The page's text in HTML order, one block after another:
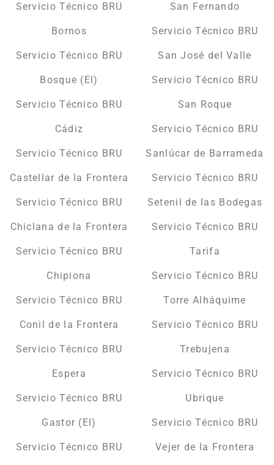
Servicio Técnico BRU
Bornos
Servicio Técnico BRU
Bosque (El)
Servicio Técnico BRU
Cádiz
Servicio Técnico BRU
Castellar de la Frontera
Servicio Técnico BRU
Chiclana de la Frontera
Servicio Técnico BRU
Chipiona
Servicio Técnico BRU
Conil de la Frontera
Servicio Técnico BRU
Espera
Servicio Técnico BRU
Gastor (El)
Servicio Técnico BRU
San Fernando
Servicio Técnico BRU
San José del Valle
Servicio Técnico BRU
San Roque
Servicio Técnico BRU
Sanlúcar de Barrameda
Servicio Técnico BRU
Setenil de las Bodegas
Servicio Técnico BRU
Tarifa
Servicio Técnico BRU
Torre Alháquime
Servicio Técnico BRU
Trebujena
Servicio Técnico BRU
Ubrique
Servicio Técnico BRU
Vejer de la Frontera